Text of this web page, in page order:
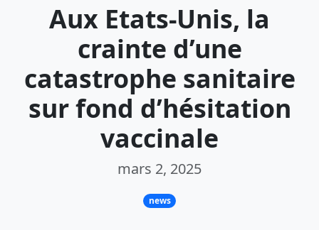
Aux Etats-Unis, la
crainte d’une
catastrophe sanitaire
sur fond d’hésitation
vaccinale
mars 2, 2025
news